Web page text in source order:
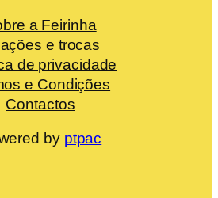
a Feirinha
e trocas
de privacidade
e Condições
Contactos
by ptpac